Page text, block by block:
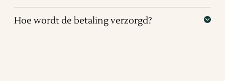
Hoe wordt de betaling verzorgd?